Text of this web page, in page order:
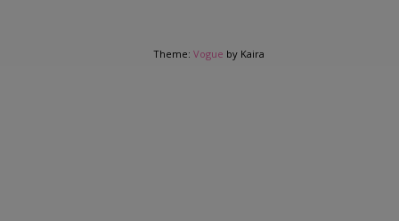
Theme: Vogue by Kaira